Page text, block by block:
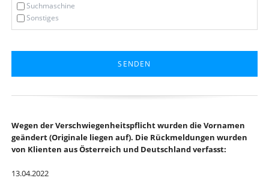
Suchmaschine
Sonstiges
SENDEN
Wegen der Verschwiegenheitspflicht wurden die Vornamen
geändert (Originale liegen auf). Die Rückmeldungen wurden
von Klienten aus Österreich und Deutschland verfasst:
13.04.2022